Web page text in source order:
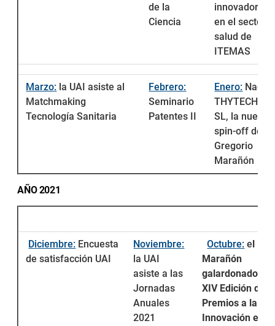
de la
Ciencia
innovadores
en el sector
salud de
ITEMAS
Marzo: la UAI asiste al
Matchmaking
Tecnología Sanitaria
Febrero:
Seminario
Patentes II
Enero: Nace
THYTECH,
SL, la nueva
spin-off del
Gregorio
Marañón
AÑO 2021
Diciembre: Encuesta
de satisfacción UAI
Noviembre:
la UAI
asiste a las
Jornadas
Anuales
2021
Octubre: e
Marañón
galardonado en
XIV Edición de
Premios a la
Innovación en la